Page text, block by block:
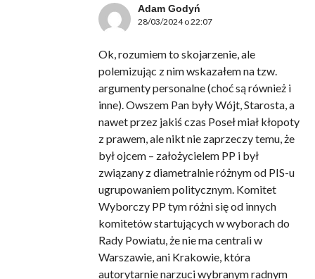
Adam Godyń
28/03/2024 o 22:07
Ok, rozumiem to skojarzenie, ale
polemizując z nim wskazałem na tzw.
argumenty personalne (choć są również i
inne). Owszem Pan były Wójt, Starosta, a
nawet przez jakiś czas Poseł miał kłopoty
z prawem, ale nikt nie zaprzeczy temu, że
był ojcem – założycielem PP i był
związany z diametralnie różnym od PIS-u
ugrupowaniem politycznym. Komitet
Wyborczy PP tym różni się od innych
komitetów startujących w wyborach do
Rady Powiatu, że nie ma centrali w
Warszawie, ani Krakowie, która
autorytarnie narzuci wybranym radnym